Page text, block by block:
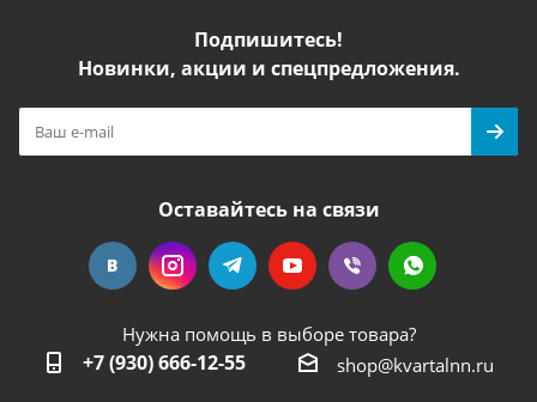
Подпишитесь!
Новинки, акции и спецпредложения.
Оставайтесь на связи
Нужна помощь в выборе товара?
+7 (930) 666-12-55 shop@kvartalnn.ru